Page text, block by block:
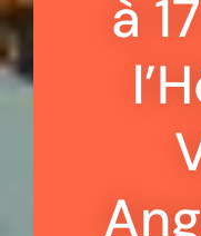
à